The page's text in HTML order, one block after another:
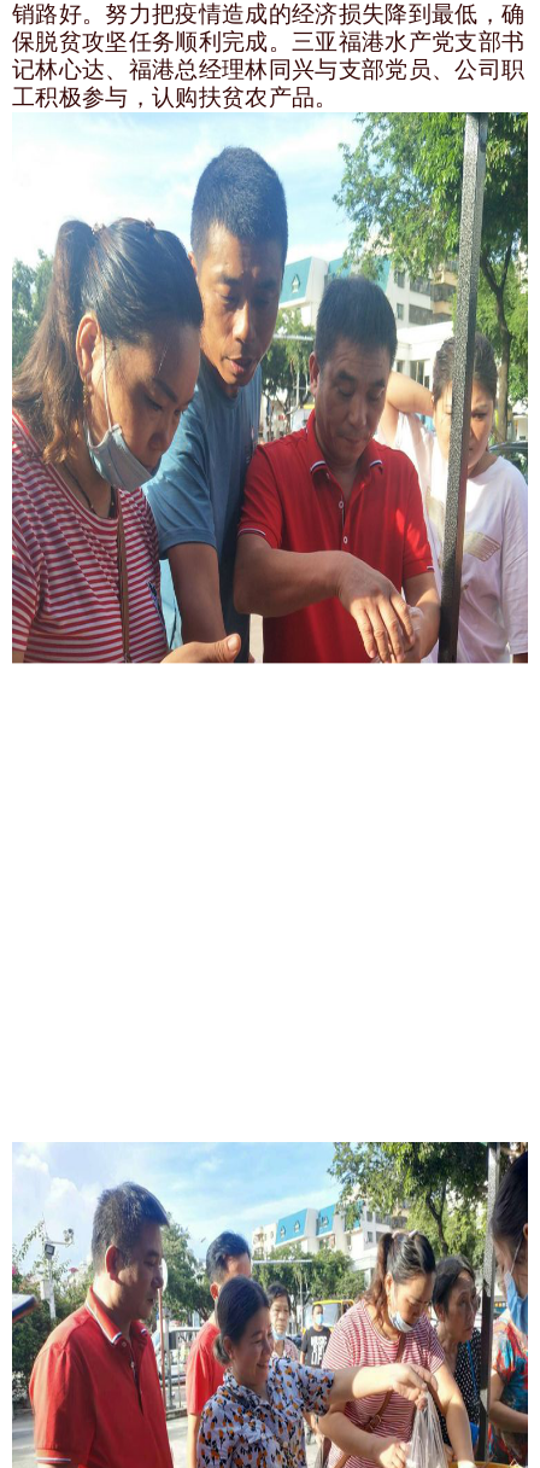
销路好。努力把疫情造成的经济损失降到最低，确
保脱贫攻坚任务顺利完成。三亚福港水产党支部书
记林心达、福港总经理林同兴与支部党员、公司职
工积极参与，认购扶贫农产品。